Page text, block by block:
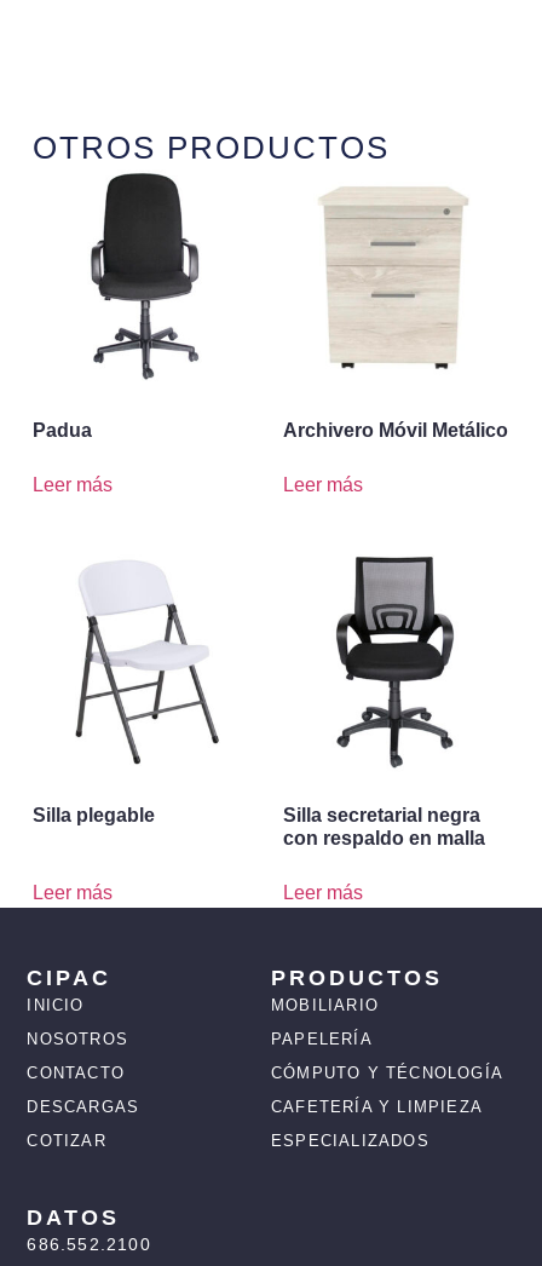
OTROS PRODUCTOS
Padua
Leer más
Archivero Móvil Metálico
Leer más
Silla plegable
Leer más
Silla secretarial negra
con respaldo en malla
Leer más
CIPAC
INICIO
NOSOTROS
CONTACTO
DESCARGAS
COTIZAR
PRODUCTOS
MOBILIARIO
PAPELERÍA
CÓMPUTO Y TÉCNOLOGÍA
CAFETERÍA Y LIMPIEZA
ESPECIALIZADOS
DATOS
686.552.2100